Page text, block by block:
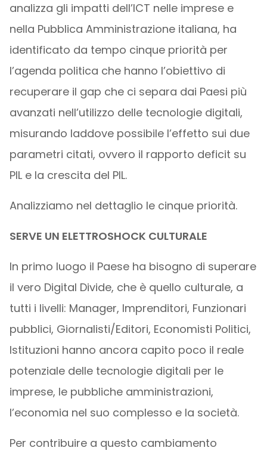
analizza gli impatti dell’ICT nelle imprese e
nella Pubblica Amministrazione italiana, ha
identificato da tempo cinque priorità per
l’agenda politica che hanno l’obiettivo di
recuperare il gap che ci separa dai Paesi più
avanzati nell’utilizzo delle tecnologie digitali,
misurando laddove possibile l’effetto sui due
parametri citati, ovvero il rapporto deficit su
PIL e la crescita del PIL.
Analizziamo nel dettaglio le cinque priorità.
SERVE UN ELETTROSHOCK CULTURALE
In primo luogo il Paese ha bisogno di superare
il vero Digital Divide, che è quello culturale, a
tutti i livelli: Manager, Imprenditori, Funzionari
pubblici, Giornalisti/Editori, Economisti Politici,
Istituzioni hanno ancora capito poco il reale
potenziale delle tecnologie digitali per le
imprese, le pubbliche amministrazioni,
l’economia nel suo complesso e la società.
Per contribuire a questo cambiamento